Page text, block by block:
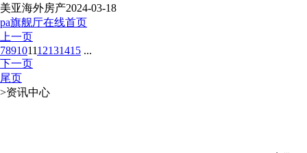
美亚海外房产2024-03-18
pa旗舰厅在线首页
上一页
789101112131415 ...
下一页
尾页
>资讯中心